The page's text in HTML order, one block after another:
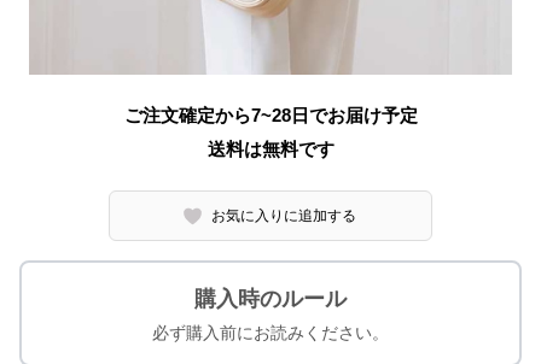
ご注文確定から7~28日でお届け予定
送料は無料です
お気に入りに追加する
購入時のルール
必ず購入前にお読みください。